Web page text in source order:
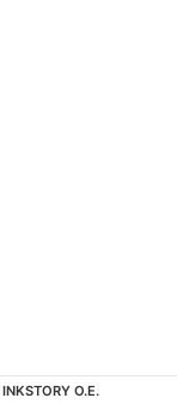
INKSTORY Ο.Ε.